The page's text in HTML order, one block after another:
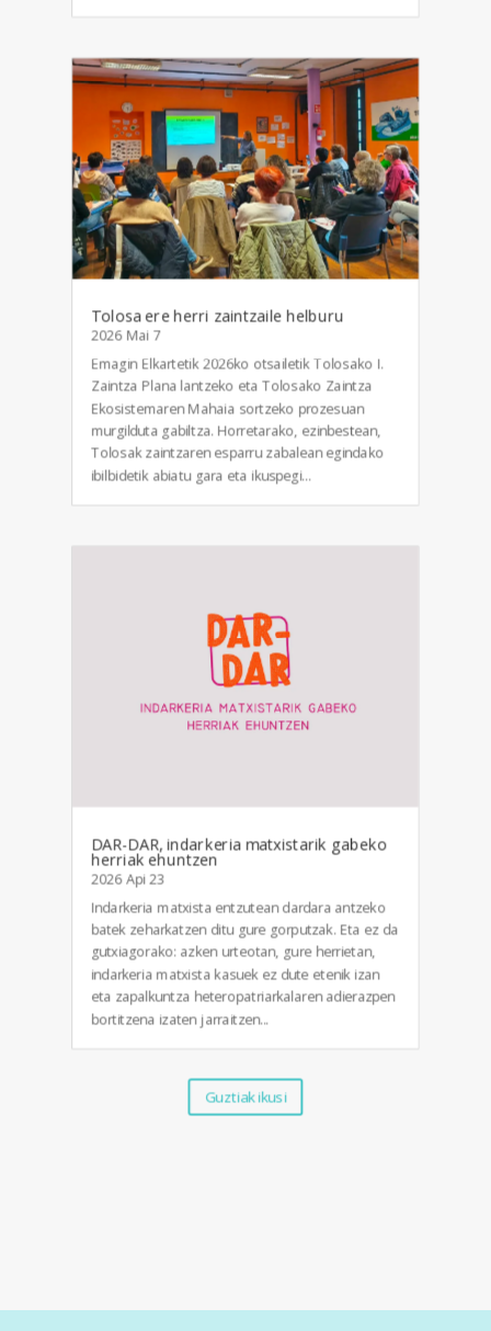
Tolosa ere herri zaintzaile helburu
2026 Mai 7
Emagin Elkartetik 2026ko otsailetik Tolosako I.
Zaintza Plana lantzeko eta Tolosako Zaintza
Ekosistemaren Mahaia sortzeko prozesuan
murgilduta gabiltza. Horretarako, ezinbestean,
Tolosak zaintzaren esparru zabalean egindako
ibilbidetik abiatu gara eta ikuspegi...
DAR-DAR, indarkeria matxistarik gabeko
herriak ehuntzen
2026 Api 23
Indarkeria matxista entzutean dardara antzeko
batek zeharkatzen ditu gure gorputzak. Eta ez da
gutxiagorako: azken urteotan, gure herrietan,
indarkeria matxista kasuek ez dute etenik izan
eta zapalkuntza heteropatriarkalaren adierazpen
bortitzena izaten jarraitzen...
Guztiak ikusi